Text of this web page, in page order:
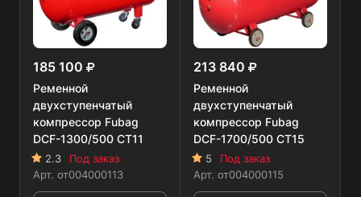
185 100
Ременной
двухступенчатый
компрессор Fubag
DCF-1300/500 CT11
2.3
Под заказ
Арт. от004000113
213 840
Ременной
двухступенчатый
компрессор Fubag
DCF-1700/500 CT15
5
Под заказ
Арт. от004000115